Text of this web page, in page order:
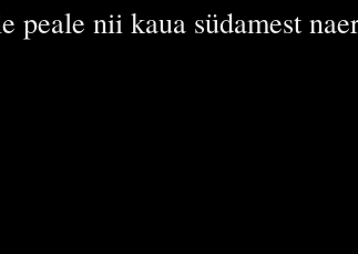
peale nii kaua südamest